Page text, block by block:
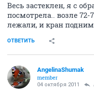
Весь застеклен, я с
посмотрела.. возле
лежали, и кран
ОТВЕТИТЬ
AngelinaShumak
member
04 октября 2011